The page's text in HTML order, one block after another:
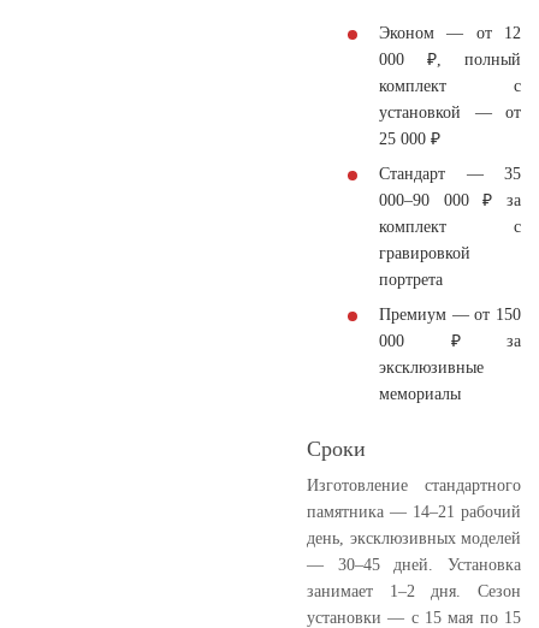
Эконом — от 12
000 ₽, полный
комплект с
установкой — от
25 000 ₽
Стандарт — 35
000–90 000 ₽ за
комплект с
гравировкой
портрета
Премиум — от 150
000 ₽ за
эксклюзивные
мемориалы
Сроки
Изготовление стандартного
памятника — 14–21 рабочий
день, эксклюзивных моделей
— 30–45 дней. Установка
занимает 1–2 дня. Сезон
установки — с 15 мая по 15